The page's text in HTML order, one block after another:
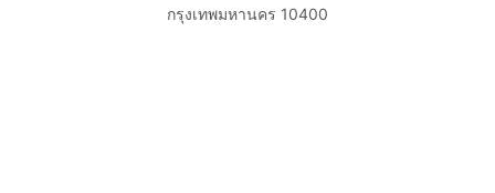
กรุงเทพมหานคร 10400